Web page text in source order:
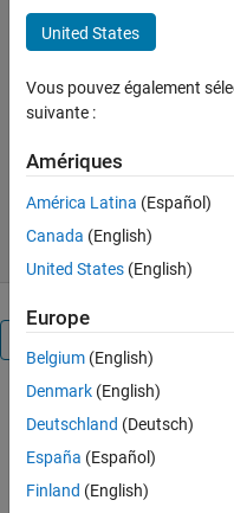
Concatenate multiple FV
patches into a single mesh
SvenVersion 1.0.0
8 jan. 2026
CONCATFV
Concatenate
multiple
FV
United States
Vous pouvez également
suivante :
Amériques
América Latina (Español)
Canada (English)
United States (English)
Europe
Belgium (English)
Denmark (English)
Deutschland (Deutsch)
España (Español)
Finland (English)